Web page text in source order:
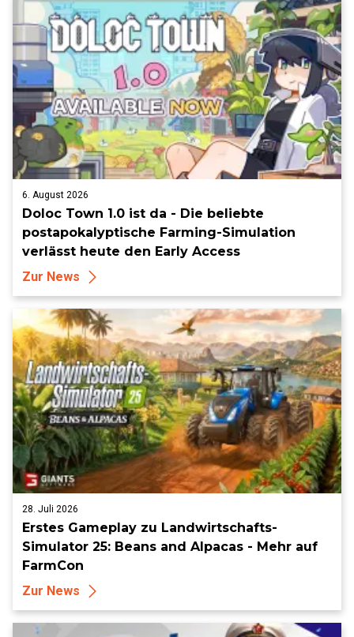
6. August 2026
Doloc Town 1.0 ist da - Die beliebte
postapokalyptische Farming-Simulation
verlässt heute den Early Access
Zur News
28. Juli 2026
Erstes Gameplay zu Landwirtschafts-
Simulator 25: Beans and Alpacas - Mehr auf
FarmCon
Zur News